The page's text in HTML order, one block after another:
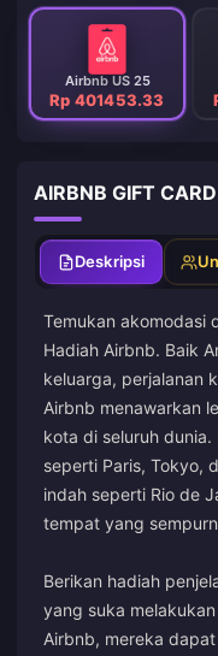
Airbnb US 25
Rp 401453.33
AIRBNB GIFT
Deskripsi
Temukan akomodasi
Hadiah Airbnb. Baik
keluarga, perjalanan
Airbnb menawarkan
kota di seluruh
seperti Paris, Tokyo,
indah seperti Rio de
tempat yang
Berikan hadiah
yang suka
Airbnb, mereka